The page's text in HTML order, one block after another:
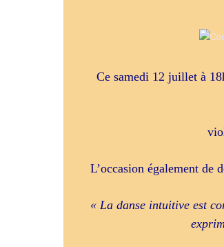
Ce samedi 12 juillet à
L’occasion également de
« La danse intuitive est